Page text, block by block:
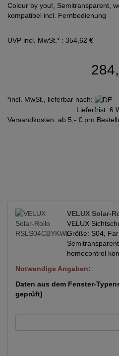
Colour by you!, Semitransparent,
kompatibel incl. Fernbedienung
UVP incl. MwSt.* : 354,62 €
*incl. MwSt., lieferbar nach:
Lieferfrist: 6
Versandkosten: ab 5,- € pro
VELUX Solar-
VELUX
Größe: S04,
homecontrol
Notwendige Angaben:
Daten aus dem Fenster-
geprüft)